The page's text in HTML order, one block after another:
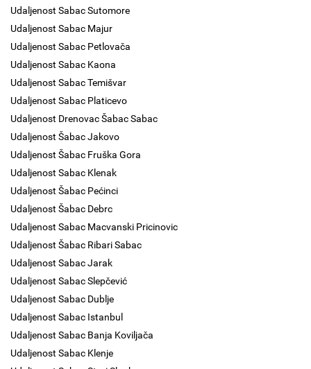
Udaljenost Sabac Sutomore
Udaljenost Sabac Majur
Udaljenost Sabac Petlovača
Udaljenost Sabac Kaona
Udaljenost Sabac Temišvar
Udaljenost Sabac Platicevo
Udaljenost Drenovac Šabac Sabac
Udaljenost Šabac Jakovo
Udaljenost Šabac Fruška Gora
Udaljenost Sabac Klenak
Udaljenost Šabac Pećinci
Udaljenost Šabac Debrc
Udaljenost Sabac Macvanski Pricinovic
Udaljenost Šabac Ribari Sabac
Udaljenost Sabac Jarak
Udaljenost Sabac Slepčević
Udaljenost Sabac Dublje
Udaljenost Sabac Istanbul
Udaljenost Sabac Banja Koviljača
Udaljenost Sabac Klenje